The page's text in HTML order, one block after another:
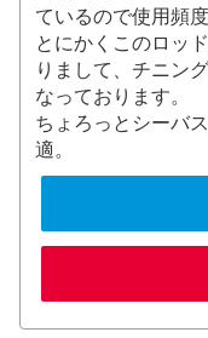
ているので使用頻
とにかくこのロッ
りまして、チニン
なっております。
ちょろっとシーバ
適。